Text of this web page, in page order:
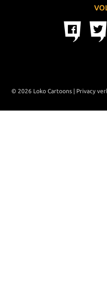
© 2026 Loko Cartoons | Privacy